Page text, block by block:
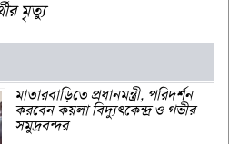
মৃত্যু
মাতারবাড়িতে প্রধানমন্ত্রী, পরিদর্শন
করবেন কয়লা বিদ্যুৎকেন্দ্র ও গভীর
সমুদ্রবন্দর